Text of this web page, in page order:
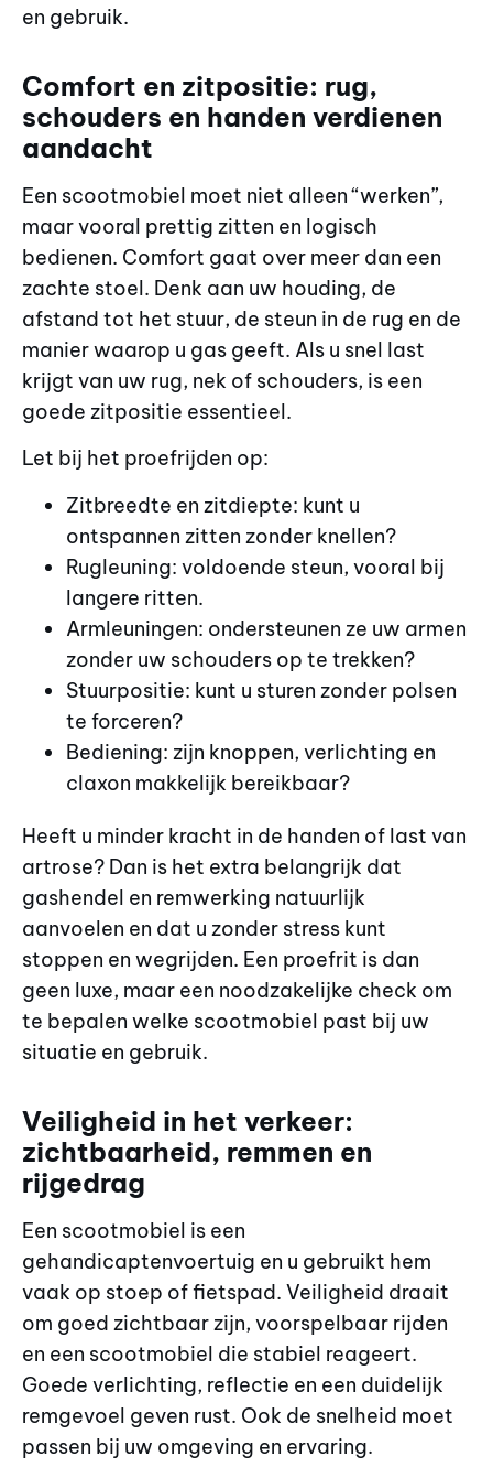
en gebruik.
Comfort en zitpositie: rug,
schouders en handen verdienen
aandacht
Een scootmobiel moet niet alleen “werken”,
maar vooral prettig zitten en logisch
bedienen. Comfort gaat over meer dan een
zachte stoel. Denk aan uw houding, de
afstand tot het stuur, de steun in de rug en de
manier waarop u gas geeft. Als u snel last
krijgt van uw rug, nek of schouders, is een
goede zitpositie essentieel.
Let bij het proefrijden op:
Zitbreedte en zitdiepte: kunt u
ontspannen zitten zonder knellen?
Rugleuning: voldoende steun, vooral bij
langere ritten.
Armleuningen: ondersteunen ze uw armen
zonder uw schouders op te trekken?
Stuurpositie: kunt u sturen zonder polsen
te forceren?
Bediening: zijn knoppen, verlichting en
claxon makkelijk bereikbaar?
Heeft u minder kracht in de handen of last van
artrose? Dan is het extra belangrijk dat
gashendel en remwerking natuurlijk
aanvoelen en dat u zonder stress kunt
stoppen en wegrijden. Een proefrit is dan
geen luxe, maar een noodzakelijke check om
te bepalen welke scootmobiel past bij uw
situatie en gebruik.
Veiligheid in het verkeer:
zichtbaarheid, remmen en
rijgedrag
Een scootmobiel is een
gehandicaptenvoertuig en u gebruikt hem
vaak op stoep of fietspad. Veiligheid draait
om goed zichtbaar zijn, voorspelbaar rijden
en een scootmobiel die stabiel reageert.
Goede verlichting, reflectie en een duidelijk
remgevoel geven rust. Ook de snelheid moet
passen bij uw omgeving en ervaring.